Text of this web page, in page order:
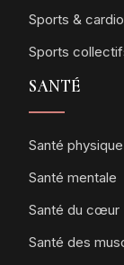
Sports & cardio
Sports
SANTÉ
Santé physique
Santé mentale
Santé du cœur
Santé des